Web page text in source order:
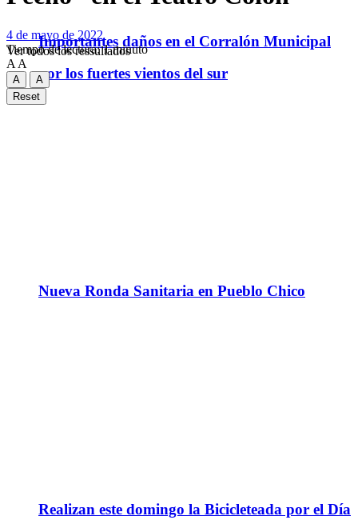
Importantes daños en el Corralón Municipal
por los fuertes vientos del sur
Nueva Ronda Sanitaria en Pueblo Chico
Realizan este domingo la Bicicleteada por el Día
Ver todos los ressultados
4 de mayo de 2022
Tiempo de lectura: 1 minuto
A A
A
A
Reset